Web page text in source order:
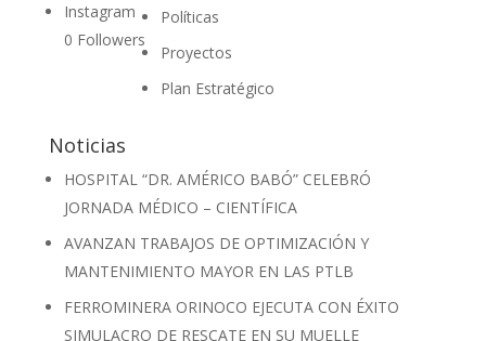
Instagram
0 Followers
Políticas
Proyectos
Plan Estratégico
Noticias
HOSPITAL “DR. AMÉRICO BABÓ” CELEBRÓ
JORNADA MÉDICO – CIENTÍFICA
AVANZAN TRABAJOS DE OPTIMIZACIÓN Y
MANTENIMIENTO MAYOR EN LAS PTLB
FERROMINERA ORINOCO EJECUTA CON ÉXITO
SIMULACRO DE RESCATE EN SU MUELLE